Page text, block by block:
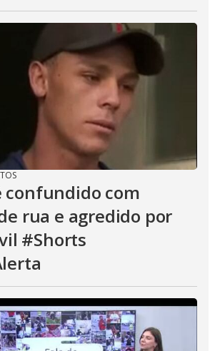
confundido com
rua e agredido por
#Shorts